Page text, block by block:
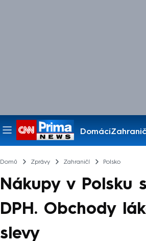
Domácí
Pořady
Domů Zprávy Zahraničí Polsko
Nákupy v Polsku
DPH. Obchody
slevy